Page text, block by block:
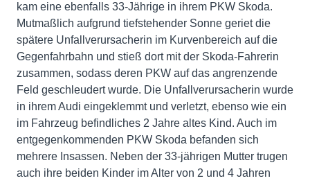
kam eine ebenfalls 33-Jährige in ihrem PKW Skoda.
Mutmaßlich aufgrund tiefstehender Sonne geriet die
spätere Unfallverursacherin im Kurvenbereich auf die
Gegenfahrbahn und stieß dort mit der Skoda-Fahrerin
zusammen, sodass deren PKW auf das angrenzende
Feld geschleudert wurde. Die Unfallverursacherin wurde
in ihrem Audi eingeklemmt und verletzt, ebenso wie ein
im Fahrzeug befindliches 2 Jahre altes Kind. Auch im
entgegenkommenden PKW Skoda befanden sich
mehrere Insassen. Neben der 33-jährigen Mutter trugen
auch ihre beiden Kinder im Alter von 2 und 4 Jahren